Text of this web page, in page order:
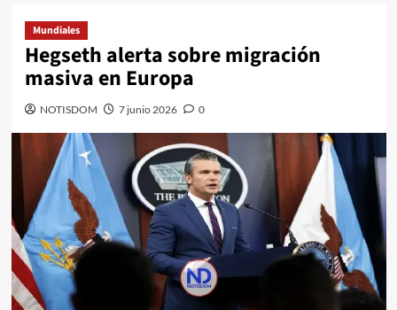
Mundiales
Hegseth alerta sobre migración
masiva en Europa
NOTISDOM 7 junio 2026 0